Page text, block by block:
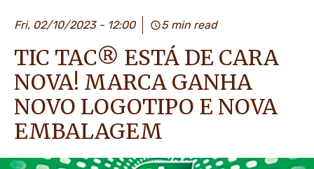
PESSOAS & PLANETA
NOSSAS MARCAS
Fri, 02/10/2023 - 12:00 5 min read
TIC TAC® ESTÁ DE CARA
NOVA! MARCA GANHA
NOVO LOGOTIPO E NOVA
EMBALAGEM